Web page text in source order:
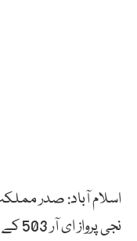
اسلام آباد: صدر
نجی